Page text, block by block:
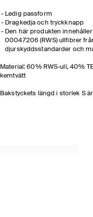
Ledig passform
Dragkedja och tryckknapp
Den här produkten
00047206 (RWS) ullfibrer
djurskyddsstandarder och
Material: 60% RWS-ull, 40%
kemtvätt
Bakstyckets längd i storlek S